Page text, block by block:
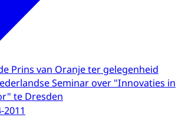
Prins van Oranje ter gelegenheid
Seminar over "Innovaties in
te Dresden
2011